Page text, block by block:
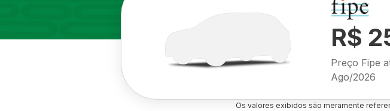
R$
Preço Fipe
Ago/2026
Os valores exibidos são meramente